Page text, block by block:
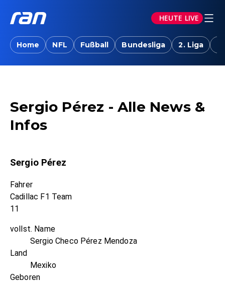
HEUTE LIVE
Home NFL Fußball Bundesliga 2. Liga
Sergio Pérez - Alle News &
Infos
Sergio Pérez
Fahrer
Cadillac F1 Team
11
vollst. Name
Sergio Checo Pérez Mendoza
Land
Mexiko
Geboren